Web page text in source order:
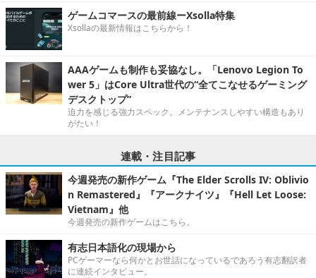
ゲームコマースの最前線ーXsolla特集
Xsollaの最新情報はこちらから！
AAAゲームも制作も妥協なし。「Lenovo Legion To
wer 5」はCore Ultra世代の“全てこなせるゲーミング
デスクトップ”
迫力を感じる強力スペック。メンテナンスしやすい構造もあり
がたい！
連載・注目記事
今週発売の新作ゲーム『The Elder Scrolls IV: Oblivio
n Remastered』『アークナイツ』『Hell Let Loose:
Vietnam』他
今週発売の新作ゲームはこちら。
有志日本語化の現場から
PCゲーマーなら何かとお世話になっているであろう有志翻訳者
に連続インタビュー。